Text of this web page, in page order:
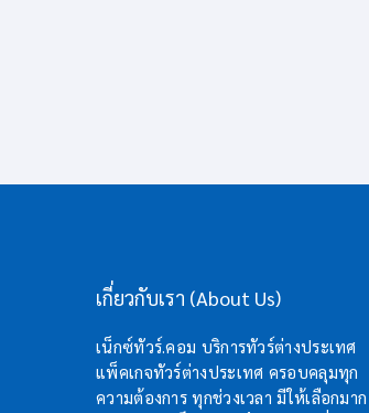
เกี่ยวกับเรา (About Us)
เน็กซ์ทัวร์.คอม บริการทัวร์ต่างประเทศ
แพ็คเกจทัวร์ต่างประเทศ ครอบคลุมทุก
ความต้องการ ทุกช่วงเวลา มีให้เลือกมาก